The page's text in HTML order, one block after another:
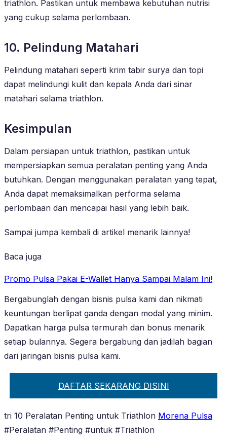
triathlon. Pastikan untuk membawa kebutuhan nutrisi
yang cukup selama perlombaan.
10. Pelindung Matahari
Pelindung matahari seperti krim tabir surya dan topi
dapat melindungi kulit dan kepala Anda dari sinar
matahari selama triathlon.
Kesimpulan
Dalam persiapan untuk triathlon, pastikan untuk
mempersiapkan semua peralatan penting yang Anda
butuhkan. Dengan menggunakan peralatan yang tepat,
Anda dapat memaksimalkan performa selama
perlombaan dan mencapai hasil yang lebih baik.
Sampai jumpa kembali di artikel menarik lainnya!
Baca juga
Promo Pulsa Pakai E-Wallet Hanya Sampai Malam Ini!
Bergabunglah dengan bisnis pulsa kami dan nikmati
keuntungan berlipat ganda dengan modal yang minim.
Dapatkan harga pulsa termurah dan bonus menarik
setiap bulannya. Segera bergabung dan jadilah bagian
dari jaringan bisnis pulsa kami.
DAFTAR SEKARANG DISINI
tri 10 Peralatan Penting untuk Triathlon Morena Pulsa
#Peralatan #Penting #untuk #Triathlon